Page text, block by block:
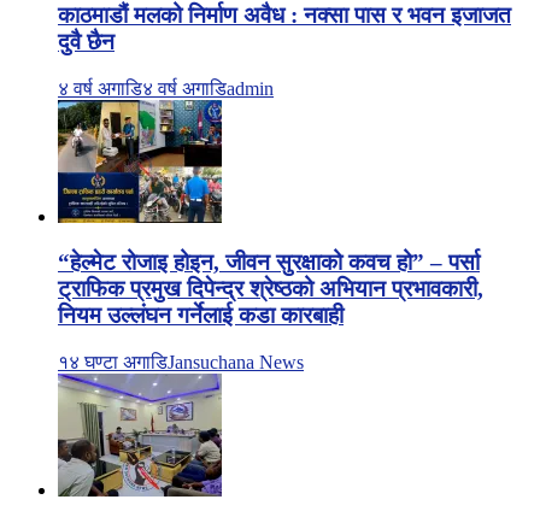
काठमाडौं मलको निर्माण अवैध : नक्सा पास र भवन इजाजत
दुवै छैन
४ वर्ष अगाडि४ वर्ष अगाडिadmin
“हेल्मेट रोजाइ होइन, जीवन सुरक्षाको कवच हो” – पर्सा
ट्राफिक प्रमुख दिपेन्द्र श्रेष्ठको अभियान प्रभावकारी,
नियम उल्लंघन गर्नेलाई कडा कारबाही
१४ घण्टा अगाडिJansuchana News